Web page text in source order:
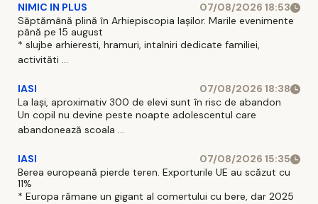
NIMIC IN PLUS
07/08/2026 18:53
Săptămână plină în Arhiepiscopia Iașilor. Marile evenimente
până pe 15 august
* slujbe arhieresti, hramuri, intalniri dedicate familiei,
activităti ...
IASI
07/08/2026 18:38
La Iași, aproximativ 300 de elevi sunt în risc de abandon
Un copil nu devine peste noapte adolescentul care
abandonează scoala ...
IASI
07/08/2026 15:35
Berea europeană pierde teren. Exporturile UE au scăzut cu
11%
* Europa rămane un gigant al comertului cu bere, dar 2025